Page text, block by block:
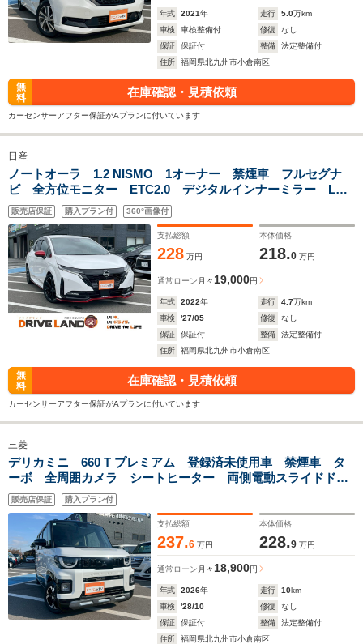
年式 2021年 走行 5.0万km
車検
車検整備付 修復
なし
保証
保証付 整備
法定整備付
住所
福岡県北九州市小倉南区
無
料
在庫確認・見積依頼
カーセンサーアフター保証がAプランに付いています
日産
ノートオーラ 1.2 NISMO 1オーナー 禁煙車 フルセグナ
ビ 全方位モニター ETC2.0 デジタルインナーミラー LED
ライト プロパイロット スマートキー×2 HDMI 電動格納ミ
ラー 純正17インチアルミホイール
販売店保証 購入プラン付 360°画像付
支払総額
228 万円
本体価格
218.0 万円
通常ローン 月々 19,000円
年式 2022年 走行 4.7万km
車検
'27/05 修復
なし
保証
保証付 整備
法定整備付
住所
福岡県北九州市小倉南区
無
料
在庫確認・見積依頼
カーセンサーアフター保証がAプランに付いています
三菱
デリカミニ 660 T プレミアム 登録済未使用車 禁煙車 タ
ーボ 全周囲カメラ シートヒーター 両側電動スライドド
ア ステアリングヒーター 障害物センサー ヒルディセン
トコントロール ルーフレール
販売店保証 購入プラン付
支払総額
237.6 万円
本体価格
228.9 万円
通常ローン 月々 18,900円
年式 2026年 走行 10km
車検
'28/10 修復
なし
保証
保証付 整備
法定整備付
住所
福岡県北九州市小倉南区